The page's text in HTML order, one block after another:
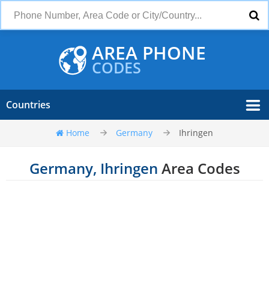
AREA PHONE
CODES
Countries
Home Germany Ihringen
Germany, Ihringen Area Codes